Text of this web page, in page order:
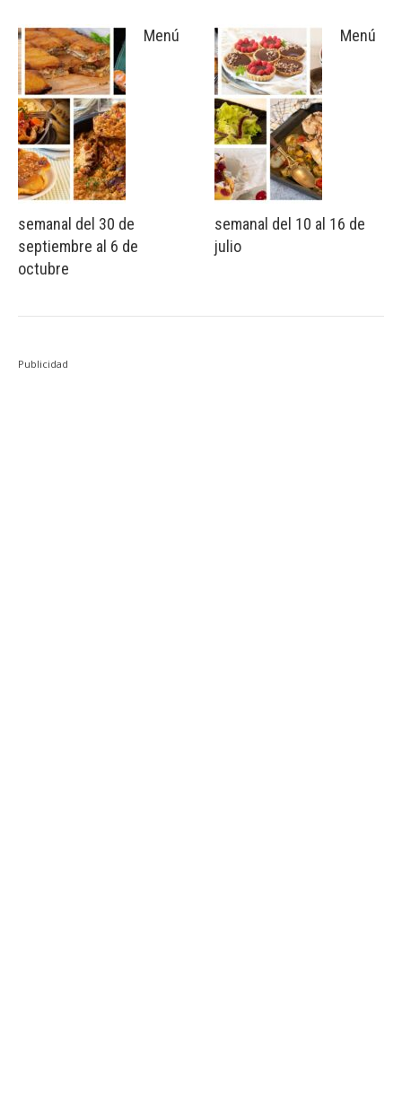
Menú
semanal del 30 de
septiembre al 6 de
octubre
Menú
semanal del 10 al 16 de
julio
Publicidad